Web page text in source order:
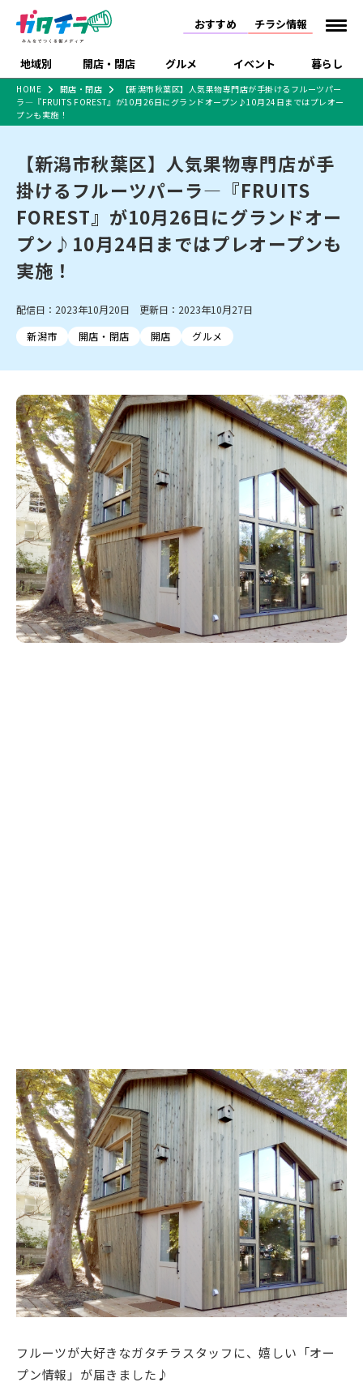
おすすめ チラシ情報
地域別 開店・閉店 グルメ イベント 暮らし
中越 上越
佐渡
新潟市中央区 新潟市東区 新潟市西区
新潟市南区
新潟市江南区 新潟市秋葉区
新潟市西蒲区
村上・関川
新発田・聖籠 胎内・粟島
三条・加茂・田上
五泉・阿賀野・阿賀
燕・弥彦
長岡・見附
小千谷・十日町・津南
魚沼・南魚沼・湯沢
柏崎・刈羽・出雲崎
上越・妙高・糸魚川
リニューアル・移転 休業 開店まとめ
閉店まとめ
新潟市・開店
新潟市・閉店 長岡市・開店
長岡市・閉店
ラーメン・閉店
和食 洋食
スイーツ
ご当地グルメ 食べ歩き テイクアウト
カフェ
居酒屋・バー 焼肉 パスタ
パン・ベーカリー
タレカツ・豚カツ
デカ盛り・大盛り
旨辛・激辛
定食・町定食
海鮮・鮨 そば・うどん
日本酒・新潟清酒
ワイン・クラフトビール
ケーキ・パフェ
ビアガーデン・暑気払い
忘新年会・歓送迎会
趣味・展示会 ライブ・コンサート
スポーツ
セミナー・講演会 子ども向け 花火大会
住宅展示場
完成見学会 学生スポーツ アルビレックス
食品メーカー・県産品
習い事・塾
観光スポット
温泉・入浴 ホテル
リラクゼーション・整体
スキー場
リユース・買取
病院・クリニック
イオンモール
ラブラ万代・ラブラ2
ビルボードプレイスBP
新潟伊勢丹
ピア万代
リバーサイド千秋
パティオPATIO
特売セール
セツコママ ランキング 新潟人
キャンペーン
開店まとめ
食品スーパー・コンビ
ニ
戸建住宅・マンション・
ショッピングモール・大
型施設
ドラッグストア・ホーム
センター
ファッション 生活サービス
インテリア・雑貨
外食・テイクアウト
新車・中古車・カー用品
旅行・レジャー
上越・妙高・糸魚川 チラシ
注目 チラシ
週末セール
火曜セール
オープン・リニューアルセール
周年祭・感謝祭セール
年末・初売りセール
HOME 開店・閉店
【新潟市秋葉区】人気果物専門店が手掛けるフルーツパー
ラ―『FRUITS FOREST』が10月26日にグランドオープン♪10月24日まではプレオー
プンも実施！
【新潟市秋葉区】人気果物専門店が手
掛けるフルーツパーラ―『FRUITS
FOREST』が10月26日にグランドオー
プン♪10月24日まではプレオープンも
実施！
配信日：2023年10月20日 更新日：2023年10月27日
新潟市
開店・閉店 開店 グルメ
フルーツが大好きなガタチラスタッフに、嬉しい「オー
プン情報」が届きました♪